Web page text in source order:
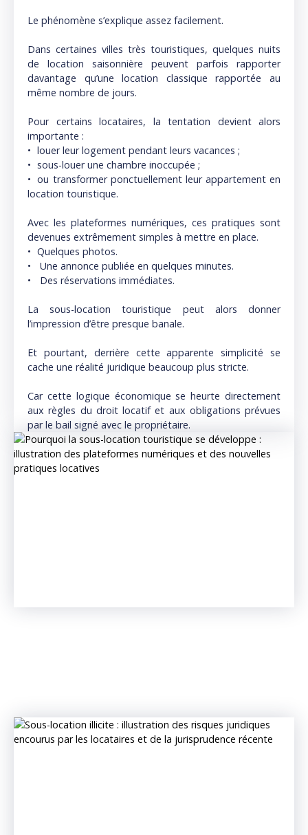
Le phénomène s’explique assez facilement.
Dans certaines villes très touristiques, quelques nuits
de location saisonnière peuvent parfois rapporter
davantage qu’une location classique rapportée au
même nombre de jours.
Pour certains locataires, la tentation devient alors
importante :
louer leur logement pendant leurs vacances ;
sous-louer une chambre inoccupée ;
ou transformer ponctuellement leur appartement en
location touristique.
Avec les plateformes numériques, ces pratiques sont
devenues extrêmement simples à mettre en place.
Quelques photos.
Une annonce publiée en quelques minutes.
Des réservations immédiates.
La sous-location touristique peut alors donner
l’impression d’être presque banale.
Et pourtant, derrière cette apparente simplicité se
cache une réalité juridique beaucoup plus stricte.
Car cette logique économique se heurte directement
aux règles du droit locatif et aux obligations prévues
par le bail signé avec le propriétaire.